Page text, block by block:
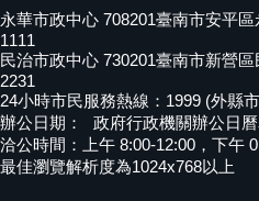
螢
光
花
泉
桐
花
祭
永華市政中心 708201臺南市安平
1111
民治市政中心 730201臺南市新營
2231
24小時市民服務熱線：1999 (外縣
辦公日期：
政府行政機關辦公日
洽公時間：上午 8:00-12:00，下午
最佳瀏覽解析度為1024x768以上